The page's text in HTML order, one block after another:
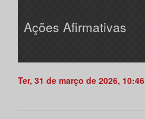
Ações Afirmativas
Ter, 31 de março de 2026, 10:46